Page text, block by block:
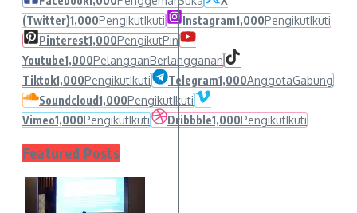
(Twitter)1,000PengikutIkuti Instagram1,000PengikutIkuti
Pinterest1,000PengikutPin
Youtube1,000PelangganBerlangganan
Tiktok1,000PengikutIkuti Telegram1,000AnggotaGabung
Soundcloud1,000PengikutIkuti
Vimeo1,000PengikutIkuti Dribbble1,000PengikutIkuti
Featured Posts